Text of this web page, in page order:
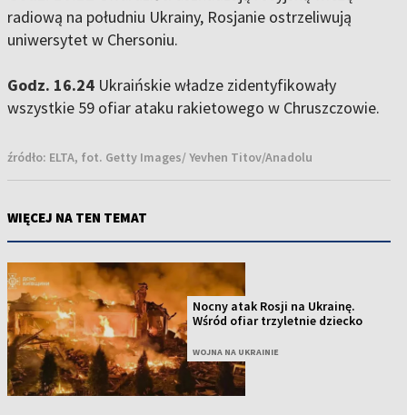
radiową na południu Ukrainy, Rosjanie ostrzeliwują
uniwersytet w Chersoniu.
Godz. 16.24 Ukraińskie władze zidentyfikowały
wszystkie 59 ofiar ataku rakietowego w Chruszczowie.
źródło: ELTA, fot. Getty Images/ Yevhen Titov/Anadolu
WIĘCEJ NA TEN TEMAT
Nocny atak Rosji na Ukrainę.
Wśród ofiar trzyletnie dziecko
WOJNA NA UKRAINIE